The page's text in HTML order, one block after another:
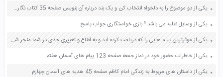
یکی از دو موضوع را به دلخواه انتخاب کن و یک بند درباره آن بنویس صفحه 35 کتاب نگارش فارسی سوم
یکی از وسایل نقلیه می باشد ؟ بازی خواستگاری جواب پاسخ
یکی از موثرترین پیام هایی را که دریافت کرده اید و به اقناع و تغییری جدی در شما منجر شده است برسی کنید و علت این تاثیر گذاری قابل توجه را بنویسید صفحه 52 تفکر و سواد رسانه ای دهم
یکی از خاطرات حضور خود در نماز جمعه صفحه 123 پیام های آسمان هفتم
یکی از داستان های مربوط به زندگی امام کاظم صفحه 45 هدیه های آسمان چهارم